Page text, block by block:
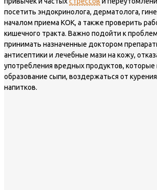
посетить эндокринолога, дерматолога,
началом приема КОК, а также проверить
кишечного тракта. Важно подойти к
принимать назначенные доктором
антисептики и лечебные мази на кожу,
употребления вредных продуктов,
образование сыпи, воздержаться от
напитков.